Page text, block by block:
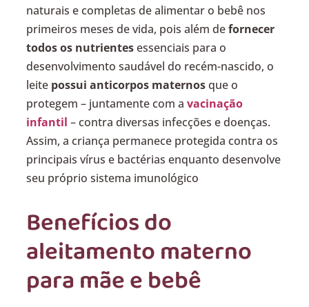
naturais e completas de alimentar o bebê nos
primeiros meses de vida, pois além defornecer
todos os nutrientesessenciais para o
desenvolvimento saudável do recém-nascido, o
leite possui anticorpos maternosque o
protegem – juntamente com a vacinação
infantil – contra diversas infecções e doenças.
Assim, a criança permanece protegida contra os
principais vírus e bactérias enquanto desenvolve
seu próprio sistema imunológico
Benefícios do
aleitamento materno
para mãe e bebê